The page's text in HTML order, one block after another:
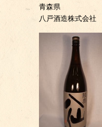
青森県
八戸酒造株式会社